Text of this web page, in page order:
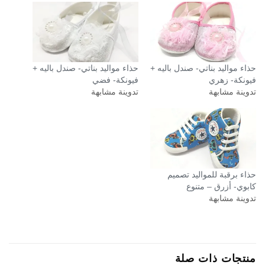
حذاء مواليد بناتي- صندل باليه +
فيونكة- زهري
تدوينة مشابهة
حذاء مواليد بناتي- صندل باليه +
فيونكة- فضي
تدوينة مشابهة
حذاء برقبة للمواليد تصميم
كابوي- أزرق – متنوع
تدوينة مشابهة
منتجات ذات صلة